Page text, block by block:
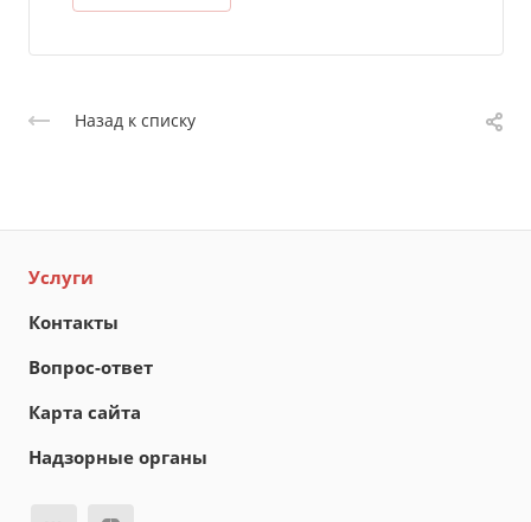
Назад к списку
Услуги
Контакты
Вопрос-ответ
Карта сайта
Надзорные органы